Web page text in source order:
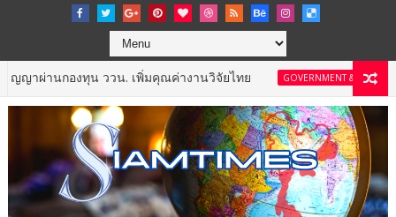
ววน. เพิ่มคุณค่างานวิจัยไทย GOVERNMENT & NPO น็อคเอาท์ ซีพีเอ